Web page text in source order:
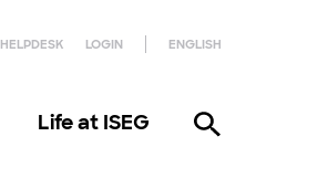
HELPDESK LOGIN ENGLISH
Life at ISEG